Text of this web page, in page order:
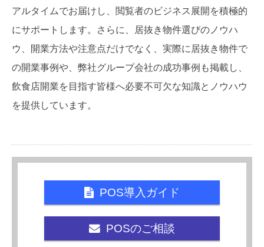
アルタイムでお届けし、閲覧者のビジネス展開を積極的
にサポートします。さらに、居抜き物件選びのノウハ
ウ、開業方法や注意点だけでなく、実際に居抜き物件で
の開業事例や、弊社グループ会社の成功事例も掲載し、
飲食店開業を目指す皆様へ必要不可欠な知識とノウハウ
を提供しています。
POS導入ガイド
POSのご相談